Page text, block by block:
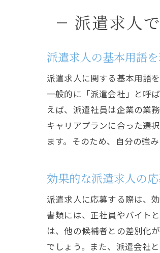
派遣求人
派遣求人の基本用語
派遣求人に関する基本用語
一般的に「派遣会社」と呼
えば、派遣社員は企業の業
キャリアプランに合った選
ます。そのため、自分の強
効果的な派遣求人の
派遣求人に応募する際は、
書類には、正社員やバイト
は、他の候補者との差別化
でしょう。また、派遣会社